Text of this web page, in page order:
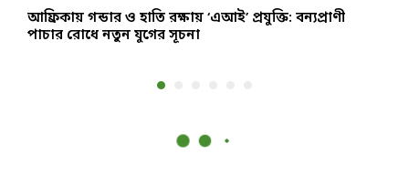
আফ্রিকায় গন্ডার ও হাতি রক্ষায় ‘এআই’ প্রযুক্তি: বন্যপ্রাণী
পাচার রোধে নতুন যুগের সূচনা